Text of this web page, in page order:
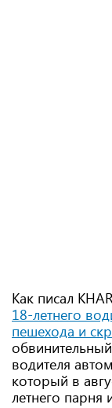
Как писал
18-летнего
пешехода и
водителя
который в
летнего парня